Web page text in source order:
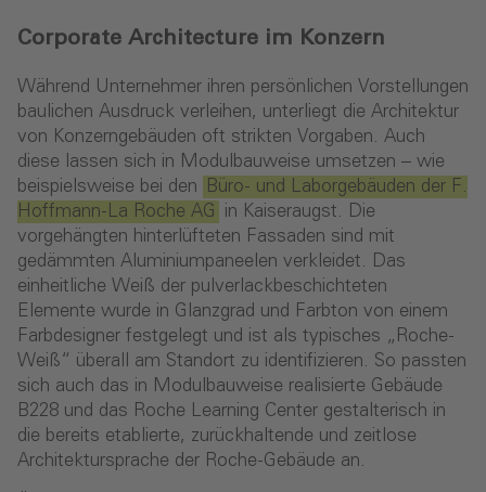
Corporate Architecture im Konzern
Während Unternehmer ihren persönlichen Vorstellungen
baulichen Ausdruck verleihen, unterliegt die Architektur
von Konzerngebäuden oft strikten Vorgaben. Auch
diese lassen sich in Modulbauweise umsetzen – wie
beispielsweise bei den
Büro- und Laborgebäuden der F.
Hoffmann-La Roche AG
in Kaiseraugst. Die
vorgehängten hinterlüfteten Fassaden sind mit
gedämmten Aluminiumpaneelen verkleidet. Das
einheitliche Weiß der pulverlackbeschichteten
Elemente wurde in Glanzgrad und Farbton von einem
Farbdesigner festgelegt und ist als typisches „Roche-
Weiß“ überall am Standort zu identifizieren. So passten
sich auch das in Modulbauweise realisierte Gebäude
B228 und das Roche Learning Center gestalterisch in
die bereits etablierte, zurückhaltende und zeitlose
Architektursprache der Roche-Gebäude an.